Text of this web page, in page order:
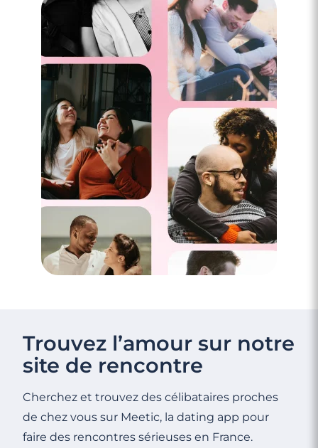
Trouvez l’amour sur notre
site de rencontre
Cherchez et trouvez des célibataires proches
de chez vous sur Meetic, la dating app pour
faire des rencontres sérieuses en France.